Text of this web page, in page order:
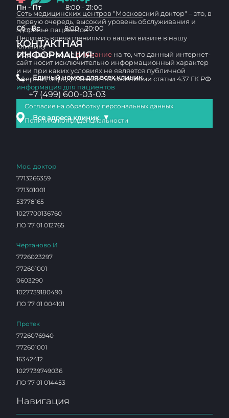
Пн - Пт 8:00 - 21:00
Сб - Вс 8:00 - 20:00
КОНТАКТНАЯ
ИНФОРМАЦИЯ:
Единый номер для всех клиник
+7 (499) 600-03-03
Все адреса клиник ▼
Сеть медицинских центров "Московский доктор" – это, в
первую очередь, высокий уровень обслуживания и
здоровье пациентов
Делитесь впечатлениями о вашем визите в нашу
клинику
Обращаем вашевнимание на то, что данный интернет-
сайт носит исключительно информационный характер
и ни при каких условиях не является публичной
офертой, определяемой положениями статьи 437 ГК РФ
информация для пациентов
Согласие на обработку персональных данных
Политика конфиденциальности
Мос. доктор
7713266359
771301001
53778165
1027700136760
ЛО 77 01 012765
Чертаново И
7726023297
772601001
0603290
1027739180490
ЛО 77 01 004101
Протек
7726076940
772601001
16342412
1027739749036
ЛО 77 01 014453
Навигация